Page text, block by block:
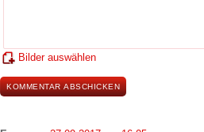
Bilder auswählen